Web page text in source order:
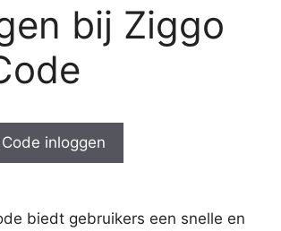
bij Ziggo
inloggen
biedt gebruikers een snelle en